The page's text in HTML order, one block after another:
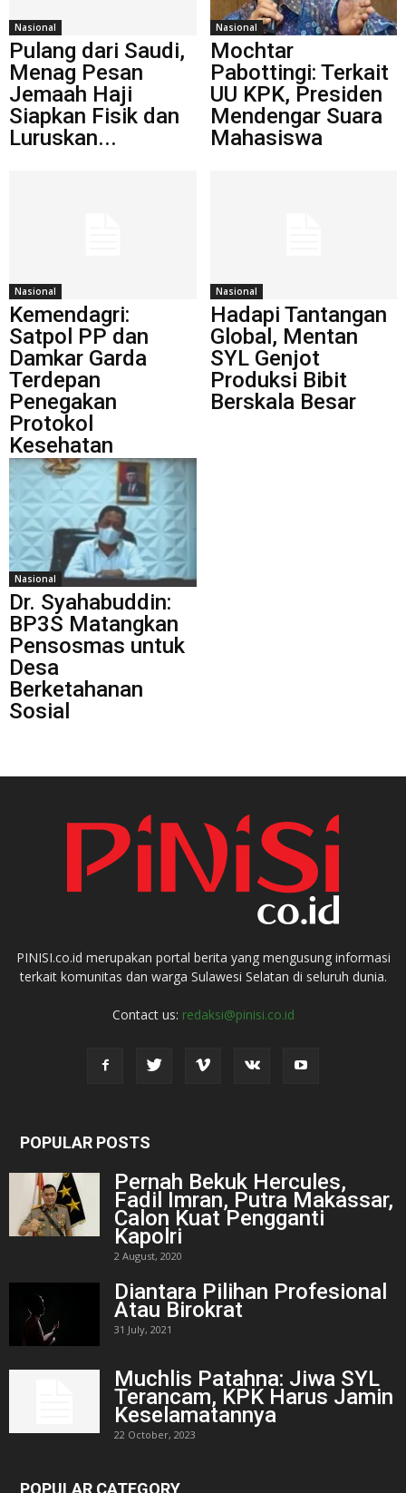
Nasional
Pulang dari Saudi,
Menag Pesan
Jemaah Haji
Siapkan Fisik dan
Luruskan...
Nasional
Mochtar
Pabottingi: Terkait
UU KPK, Presiden
Mendengar Suara
Mahasiswa
Nasional
Kemendagri:
Satpol PP dan
Damkar Garda
Terdepan
Penegakan
Protokol
Kesehatan
Nasional
Hadapi Tantangan
Global, Mentan
SYL Genjot
Produksi Bibit
Berskala Besar
Nasional
Dr. Syahabuddin:
BP3S Matangkan
Pensosmas untuk
Desa
Berketahanan
Sosial
PINISI.co.id merupakan portal berita yang mengusung informasi
terkait komunitas dan warga Sulawesi Selatan di seluruh dunia.
Contact us: redaksi@pinisi.co.id
POPULAR POSTS
Pernah Bekuk Hercules,
Fadil Imran, Putra Makassar,
Calon Kuat Pengganti
Kapolri
2 August, 2020
Diantara Pilihan Profesional
Atau Birokrat
31 July, 2021
Muchlis Patahna: Jiwa SYL
Terancam, KPK Harus Jamin
Keselamatannya
22 October, 2023
POPULAR CATEGORY